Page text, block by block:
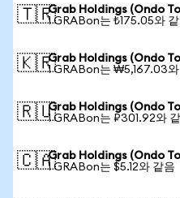
🇹🇷Grab Holdings (Ondo
1 GRABon는 ₺175.05와
🇰🇷Grab Holdings (Ondo
1 GRABon는 ₩5,167.03와
🇷🇺Grab Holdings (Ondo
1 GRABon는 ₽301.92와
🇨🇦Grab Holdings (Ondo
1 GRABon는 $5.12와 같음